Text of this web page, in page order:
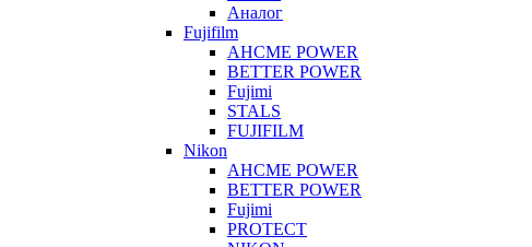
Аналог
Fujifilm
AHCME POWER
BETTER POWER
Fujimi
STALS
FUJIFILM
Nikon
AHCME POWER
BETTER POWER
Fujimi
PROTECT